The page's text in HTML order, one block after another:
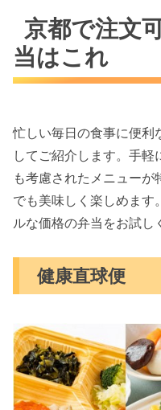
京都で注文
当はこれ
忙しい毎日の食事に便利
してご紹介します。手
も考慮されたメニュー
でも美味しく楽しめます
ルな価格の弁当をお試し
健康直球便